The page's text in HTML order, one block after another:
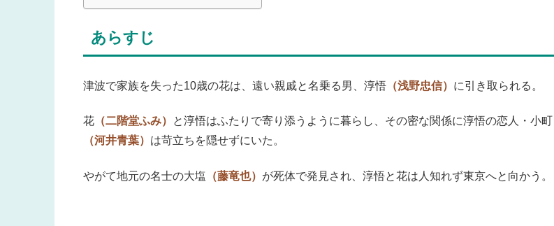
あらすじ
津波で家族を失った10歳の花は、遠い親戚と名乗る男、淳悟 （浅野忠信） に引き取られる。
花 （二階堂ふみ）
と淳悟はふたりで寄り添うように暮らし、その密な関係に淳悟の恋人・小町
（河井青葉） は苛立ちを隠せずにいた。
やがて地元の名士の大塩 （藤竜也） が死体で発見され、淳悟と花は人知れず東京へと向かう。